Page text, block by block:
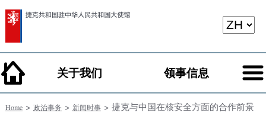
关于我们 领事信息
Home> 政治事务 > 新闻时事> 捷克与中国在核安全方面的合作前景